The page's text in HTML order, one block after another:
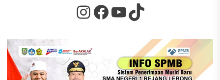
Instagram
Facebook
YouTube
TikTok